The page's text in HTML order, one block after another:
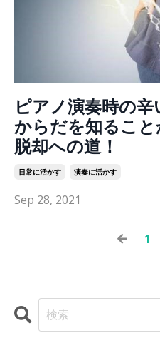
ピアノ演奏時の辛
からだを知るこ
脱却への道！
日常に活かす 演奏に活かす
Sep 28, 2021
1